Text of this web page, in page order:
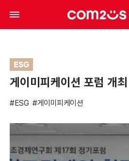
ESG
게이미피케이션 포럼 개최
#ESG #게이미피케이션